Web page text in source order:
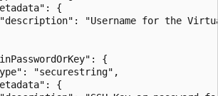
{
"Username for the
{
"securestring",
{